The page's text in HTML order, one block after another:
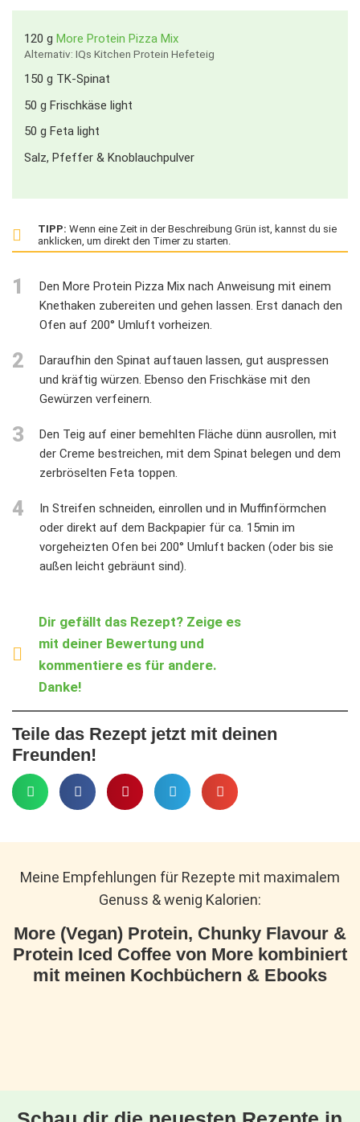
120 g More Protein Pizza Mix
Alternativ: IQs Kitchen Protein Hefeteig
150 g TK-Spinat
50 g Frischkäse light
50 g Feta light
Salz, Pfeffer & Knoblauchpulver
TIPP: Wenn eine Zeit in der Beschreibung Grün ist, kannst du sie
anklicken, um direkt den Timer zu starten.
1
Den More Protein Pizza Mix nach Anweisung mit einem
Knethaken zubereiten und gehen lassen. Erst danach den
Ofen auf 200° Umluft vorheizen.
2
Daraufhin den Spinat auftauen lassen, gut auspressen
und kräftig würzen. Ebenso den Frischkäse mit den
Gewürzen verfeinern.
3
Den Teig auf einer bemehlten Fläche dünn ausrollen, mit
der Creme bestreichen, mit dem Spinat belegen und dem
zerbröselten Feta toppen.
4
In Streifen schneiden, einrollen und in Muffinförmchen
oder direkt auf dem Backpapier für ca. 15min im
vorgeheizten Ofen bei 200° Umluft backen (oder bis sie
außen leicht gebräunt sind).⁣
Dir gefällt das Rezept? Zeige es
mit deiner Bewertung und
kommentiere es für andere.
Danke!
Teile das Rezept jetzt mit deinen
Freunden!
Meine Empfehlungen für Rezepte mit maximalem
Genuss & wenig Kalorien:
More (Vegan) Protein, Chunky Flavour &
Protein Iced Coffee von More kombiniert
mit meinen Kochbüchern & Ebooks